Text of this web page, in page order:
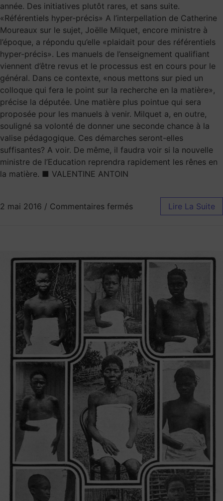
année. Des initiatives plutôt rares, et sans suite.
«Référentiels hyper-précis» A l’interpellation de Catherine
Moureaux sur le sujet, Joëlle Milquet, encore ministre à
l’époque, a répondu qu’elle «plaidait pour des référentiels
hyper-précis». Les manuels de l’enseignement qualifiant
viennent d’être revus et le processus est en cours pour le
général. Dans ce contexte, «nous mettons sur pied un
colloque qui fera le point sur la recherche en la matière»,
précise la députée. Une matière plus pointue qui sera
proposée pour les manuels à venir. Milquet a, en outre,
souligné sa volonté de donner une seconde chance à la
valise pédagogique. Ces démarches seront-elles
suffisantes? A voir. De même, il faudra voir si la nouvelle
ministre de l’Education reprendra rapidement les rênes en
la matière. ■ VALENTINE ANTOIN
2 mai 2016 / Commentaires fermés Lire La Suite